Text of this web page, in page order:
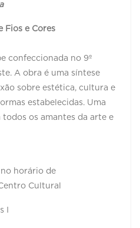
Fios e Cores
confeccionada no 9º
A obra é uma síntese
sobre estética, cultura e
estabelecidas. Uma
os amantes da arte e
no horário de
Cultural
I